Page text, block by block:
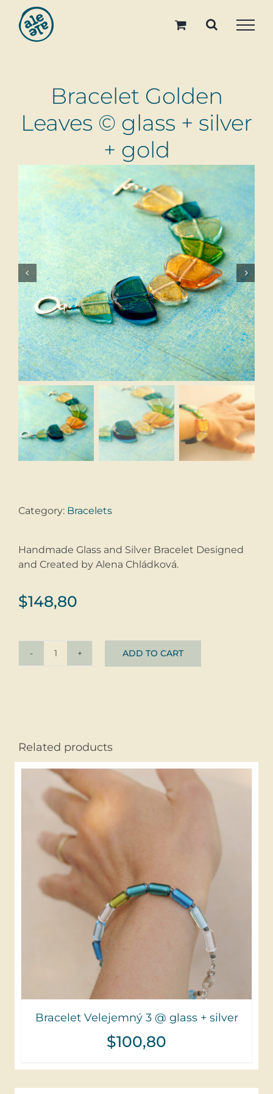
content
Bracelet Golden
Leaves © glass + silver
+ gold
 
$148,80
Handmade Glass and Silver Bracelet Designed
and Created by Alena Chládková.
Bracelet
silver
+
gold
quantity
ADD TO CART
Category: Bracelets
Related products
Bracelet Velejemný 3 @ glass + silver
$100,80